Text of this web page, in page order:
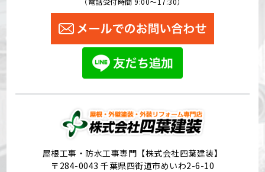
屋根工事・防水工事専門【株式会社四葉建装】
〒284-0043 千葉県四街道市めいわ2-6-10